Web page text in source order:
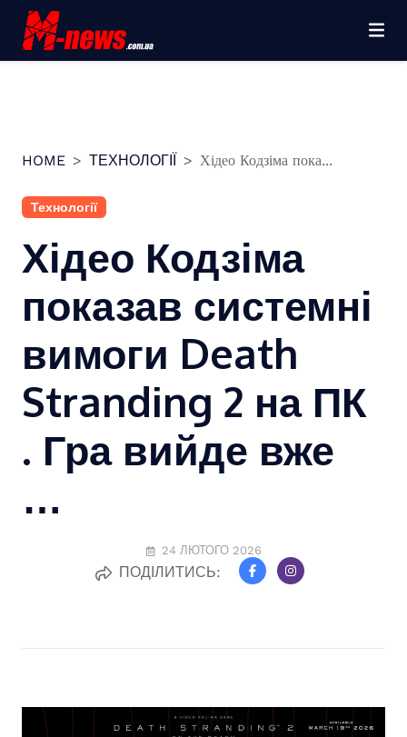
Перейти
вмісту
HOME ТЕХНОЛОГІЇ Хідео Кодзіма пока...
Технології
Хідео Кодзіма
показав системні
вимоги Death
Stranding 2 на ПК
. Гра вийде вже
…
24 ЛЮТОГО 2026
ПОДІЛИТИСЬ: